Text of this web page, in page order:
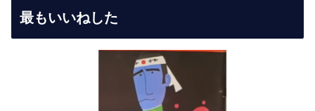
最もいいねした